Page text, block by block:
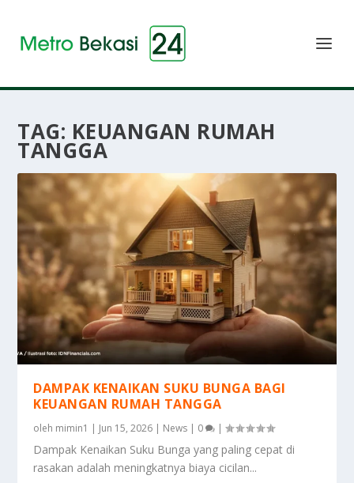
TAG: KEUANGAN RUMAH
TANGGA
DAMPAK KENAIKAN SUKU BUNGA BAGI
KEUANGAN RUMAH TANGGA
oleh mimin1 | Jun 15, 2026 | News | 0 |
Dampak Kenaikan Suku Bunga yang paling cepat di
rasakan adalah meningkatnya biaya cicilan...